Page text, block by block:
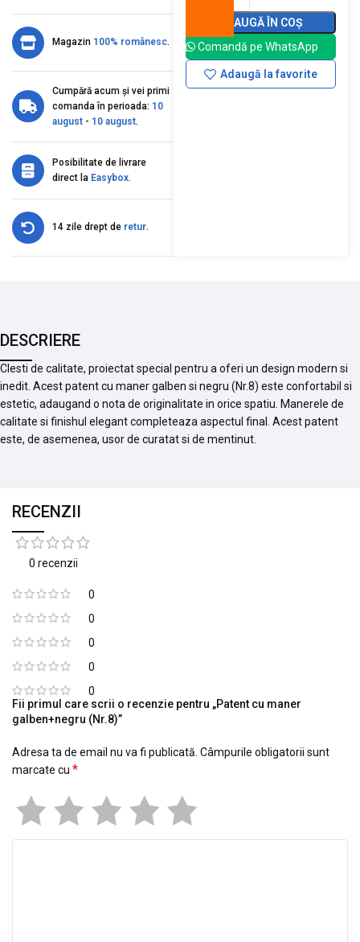
Magazin 100% românesc.
Cumpără acum și vei primi
comanda în perioada: 10
august - 10 august.
Posibilitate de livrare
direct la Easybox.
14 zile drept de retur.
ADAUGĂ ÎN COȘ
Comandă pe WhatsApp
Adaugă la favorite
DESCRIERE
Clesti de calitate, proiectat special pentru a oferi un design modern si
inedit. Acest patent cu maner galben si negru (Nr.8) este confortabil si
estetic, adaugand o nota de originalitate in orice spatiu. Manerele de
calitate si finishul elegant completeaza aspectul final. Acest patent
este, de asemenea, usor de curatat si de mentinut.
RECENZII
0 recenzii
0
0
0
0
0
Fii primul care scrii o recenzie pentru „Patent cu maner
galben+negru (Nr.8)”
Adresa ta de email nu va fi publicată. Câmpurile obligatorii sunt
marcate cu *